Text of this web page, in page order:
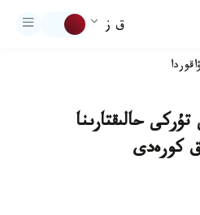
ق ز
اقوردا
حالىقتارىنا
كورەدى